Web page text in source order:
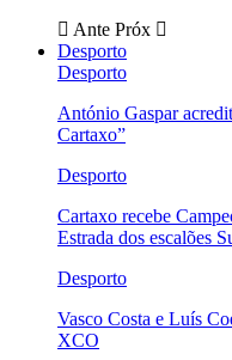
Ante Próx
Desporto
Desporto
António Gaspar
Cartaxo”
Desporto
Cartaxo recebe
Estrada dos escalões
Desporto
Vasco Costa e Luís
XCO